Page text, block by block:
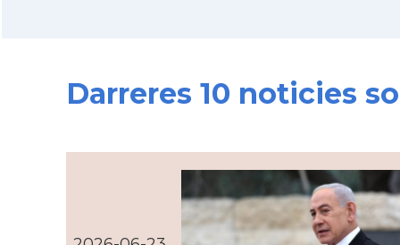
Darreres 10 noticies